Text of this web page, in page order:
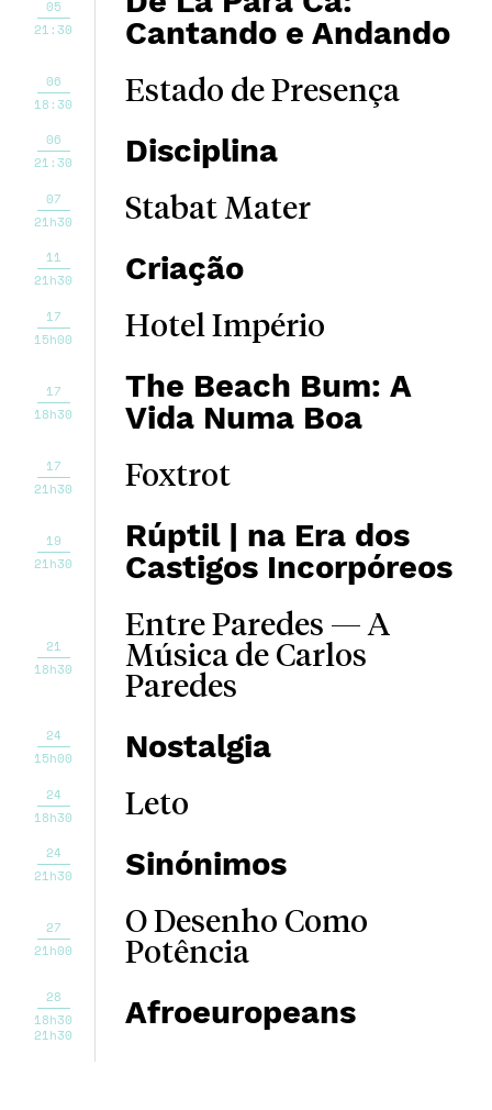
05
21:30
Cantando e Andando
06
18:30
Estado de Presença
06
21:30
Disciplina
07
21h30
Stabat Mater
11
21h30
Criação
17
15h00
Hotel Império
17
18h30
The Beach Bum: A
Vida Numa Boa
17
21h30
Foxtrot
19
21h30
Rúptil | na Era dos
Castigos Incorpóreos
21
18h30
Entre Paredes — A
Música de Carlos
Paredes
24
15h00
Nostalgia
24
18h30
Leto
24
21h30
Sinónimos
27
21h00
O Desenho Como
Potência
28
18h30
21h30
Afroeuropeans